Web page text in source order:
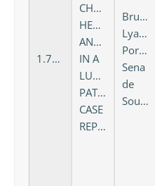
1.724
CHALLENGING
HEMOLYTIC
ANEMIA
IN A
LUPUS
PATIENT:
CASE
REPORT
Bruna
Lyandra
Portela
Sena
de
Souza